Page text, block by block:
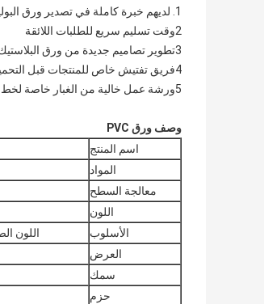
1. لديهم خبرة كاملة في تصدير ورق البوليفيك في جميع أنحاء العالم
2وقت تسليم سريع للطلبات اللائقة
3تطوير تصاميم جديدة من ورق البلاستيك وفقا لاتجاهات السوق
4فريق تفتيش خاص للمنتجات قبل التحميل
5ورشة عمل خالية من الغبار خاصة لخط إنتاج PVC عالي اللمعان
وصف ورق PVC
اسم المنتج
المواد
معالجة السطح
اللون
الأسلوب
اللون
العرض
سمك
حزم